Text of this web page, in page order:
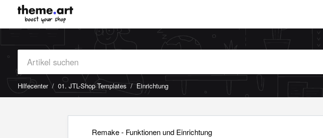
Hilfecenter 01. JTL-Shop Templates Einrichtung
Remake - Funktionen und Einrichtung